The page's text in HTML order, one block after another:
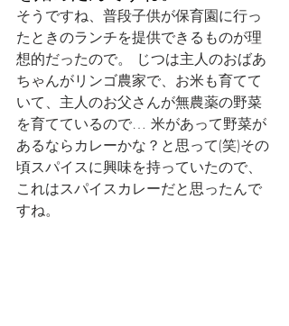
そうですね、普段子供が保育園に行っ
たときのランチを提供できるものが理
想的だったので。 じつは主人のおばあ
ちゃんがリンゴ農家で、お米も育てて
いて、主人のお父さんが無農薬の野菜
を育てているので… 米があって野菜が
あるならカレーかな？と思って(笑)その
頃スパイスに興味を持っていたので、
これはスパイスカレーだと思ったんで
すね。